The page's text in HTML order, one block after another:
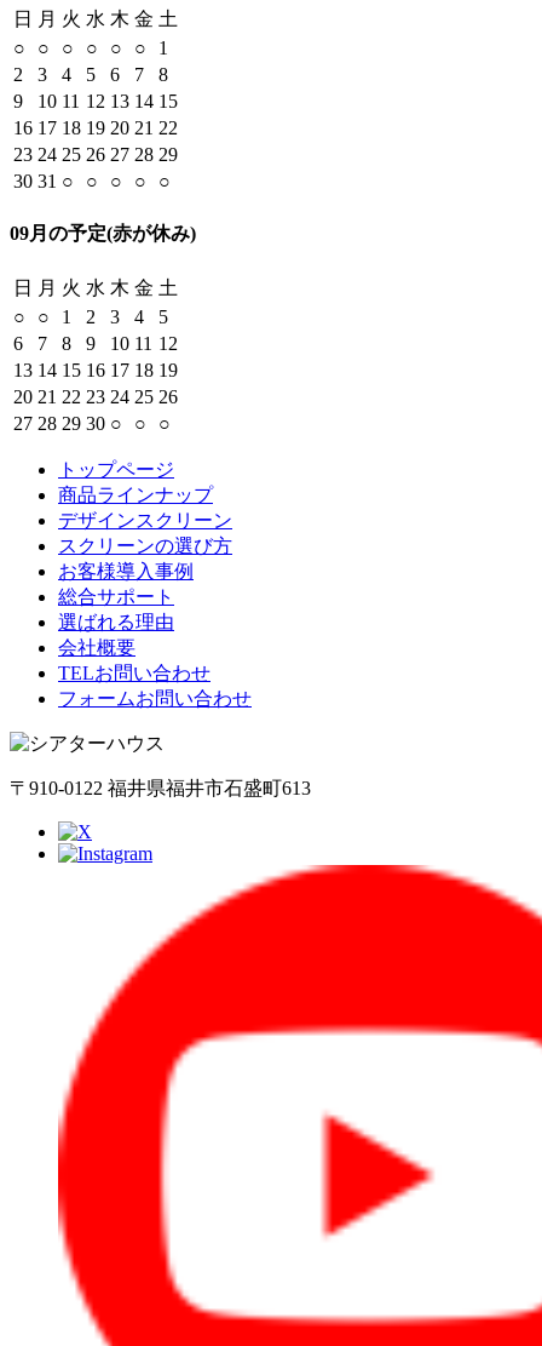
日 月 火 水 木 金 土
○
○ ○ ○ ○ ○
1
2
3 4 5 6 7
8
9
10 11 12 13 14 15
16 17 18 19 20 21 22
23 24 25 26 27 28 29
30 31 ○ ○ ○ ○ ○
09月の予定(赤が休み)
日 月 火 水 木 金 土
○
○ 1 2 3 4
5
6
7 8 9 10 11 12
13 14 15 16 17 18 19
20 21 22 23 24 25 26
27 28 29 30 ○ ○ ○
トップページ
商品ラインナップ
デザインスクリーン
スクリーンの選び方
お客様導入事例
総合サポート
選ばれる理由
会社概要
TELお問い合わせ
フォームお問い合わせ
〒910-0122 福井県福井市石盛町613